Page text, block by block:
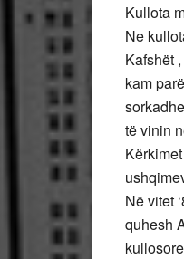
Kullota
Ne
Kafshët
kam
të vinin
Në vitet
quhesh